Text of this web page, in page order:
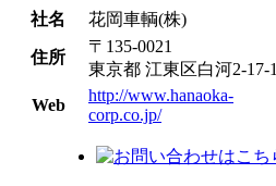
社名 花岡車輌(株)
住所
〒135-0021
東京都 江東区白河2-17-
Web
http://www.hanaoka-
corp.co.jp/